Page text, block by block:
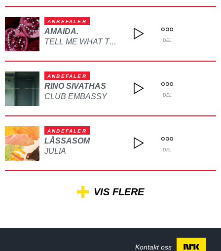
ANBEFALER
AMAIDA.
TELL ME WHAT TO DO DEL
ANBEFALER
RINO SIVATHAS
CLUB EMBASSY
DEL
ANBEFALER
LÅSSASOM
JULIA
DEL
VIS FLERE
Kontakt oss